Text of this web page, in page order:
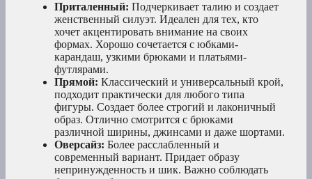
Приталенный: Подчеркивает талию и создает
женственный силуэт. Идеален для тех, кто
хочет акцентировать внимание на своих
формах. Хорошо сочетается с юбками-
карандаш, узкими брюками и платьями-
футлярами.
Прямой: Классический и универсальный крой,
подходит практически для любого типа
фигуры. Создает более строгий и лаконичный
образ. Отлично смотрится с брюками
различной ширины, джинсами и даже шортами.
Оверсайз: Более расслабленный и
современный вариант. Придает образу
непринужденность и шик. Важно соблюдать